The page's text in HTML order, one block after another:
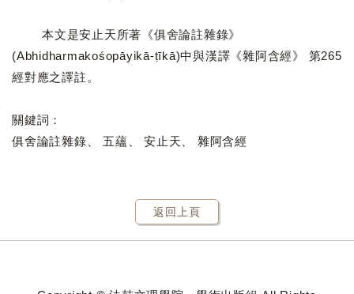
本文是安止天所著《俱舍論註雜錄》
(Abhidharmakośopāyikā-ṭīkā)中與漢譯《雜阿含經》 第265
經對應之譯註。
關鍵詞：
俱舍論註雜錄、 五蘊、 安止天、 雜阿含經
返回上頁